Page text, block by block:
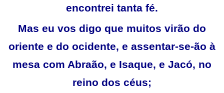
encontrei tanta fé.
Mas eu vos digo que muitos virão do
oriente e do ocidente, e assentar-se-ão à
mesa com Abraão, e Isaque, e Jacó, no
reino dos céus;